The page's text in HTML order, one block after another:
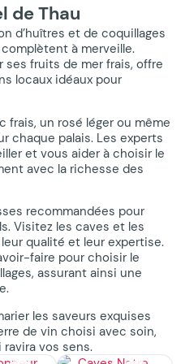
de Thau
d’huîtres et de coquillages
à merveille.
ses fruits de mer frais, offre
locaux idéaux pour
frais, un rosé léger ou même
chaque palais. Les experts
et vous aider à choisir le
avec la richesse des
recommandées pour
Visitez les caves et les
qualité et leur expertise.
faire pour choisir le
assurant ainsi une
les saveurs exquises
de vin choisi avec soin,
vos sens.